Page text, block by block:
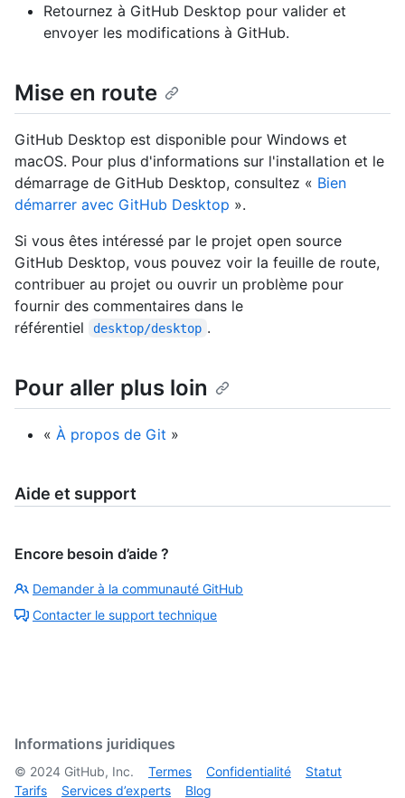
Retournez à GitHub Desktop pour valider et
envoyer les modifications à GitHub.
Mise en route
GitHub Desktop est disponible pour Windows et
macOS. Pour plus d'informations sur l'installation et le
démarrage de GitHub Desktop, consultez « Bien
démarrer avec GitHub Desktop ».
Si vous êtes intéressé par le projet open source
GitHub Desktop, vous pouvez voir la feuille de route,
contribuer au projet ou ouvrir un problème pour
fournir des commentaires dans le
référentiel
desktop/desktop .
Pour aller plus loin
« À propos de Git »
Aide et support
Encore besoin d’aide ?
Demander à la communauté GitHub
Contacter le support technique
Informations juridiques
© 2024 GitHub, Inc. Termes Confidentialité
Statut
Tarifs
Services d’experts Blog